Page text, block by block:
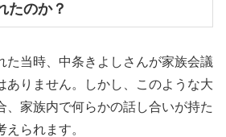
たのか？
た当時、中条きよしさんが家族会議
ありません。しかし、このような大
、家族内で何らかの話し合いが持た
られます。